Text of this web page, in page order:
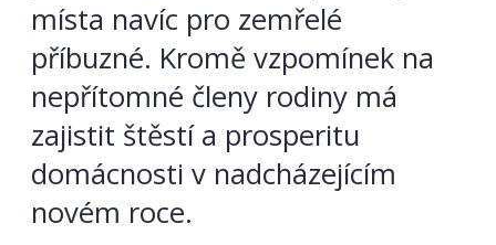
místa navíc pro zemřelé
příbuzné. Kromě vzpomínek na
nepřítomné členy rodiny má
zajistit štěstí a prosperitu
domácnosti v nadcházejícím
novém roce.